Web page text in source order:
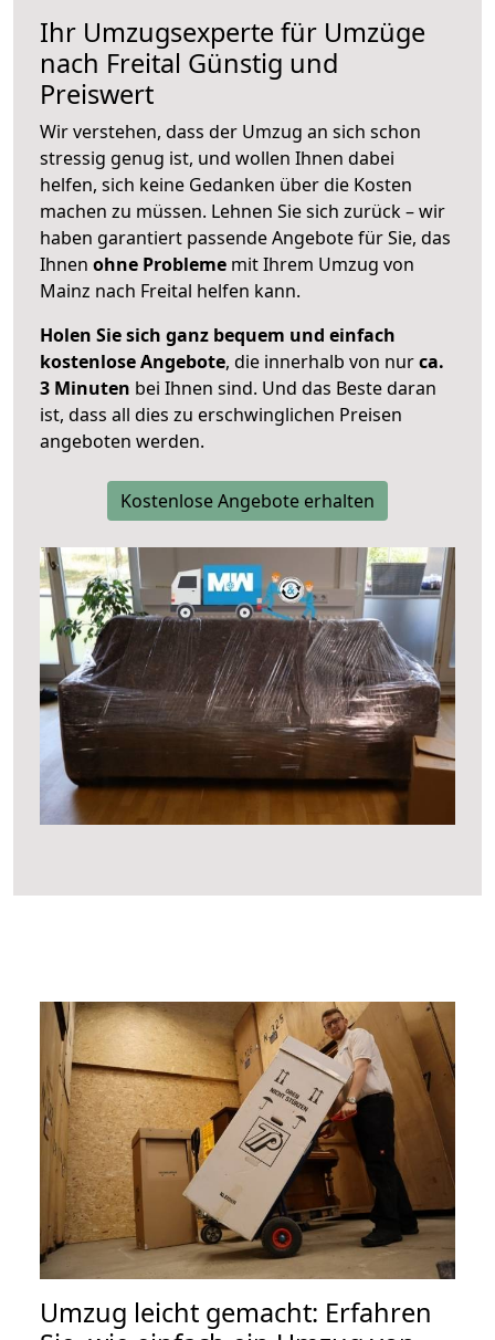
Ihr Umzugsexperte für Umzüge
nach Freital Günstig und
Preiswert
Wir verstehen, dass der Umzug an sich schon
stressig genug ist, und wollen Ihnen dabei
helfen, sich keine Gedanken über die Kosten
machen zu müssen. Lehnen Sie sich zurück – wir
haben garantiert passende Angebote für Sie, das
Ihnen ohne Probleme mit Ihrem Umzug von
Mainz nach Freital helfen kann.
Holen Sie sich ganz bequem und einfach
kostenlose Angebote, die innerhalb von nurca.
3 Minuten bei Ihnen sind. Und das Beste daran
ist, dass all dies zu erschwinglichen Preisen
angeboten werden.
Kostenlose Angebote erhalten
Umzug leicht gemacht: Erfahren